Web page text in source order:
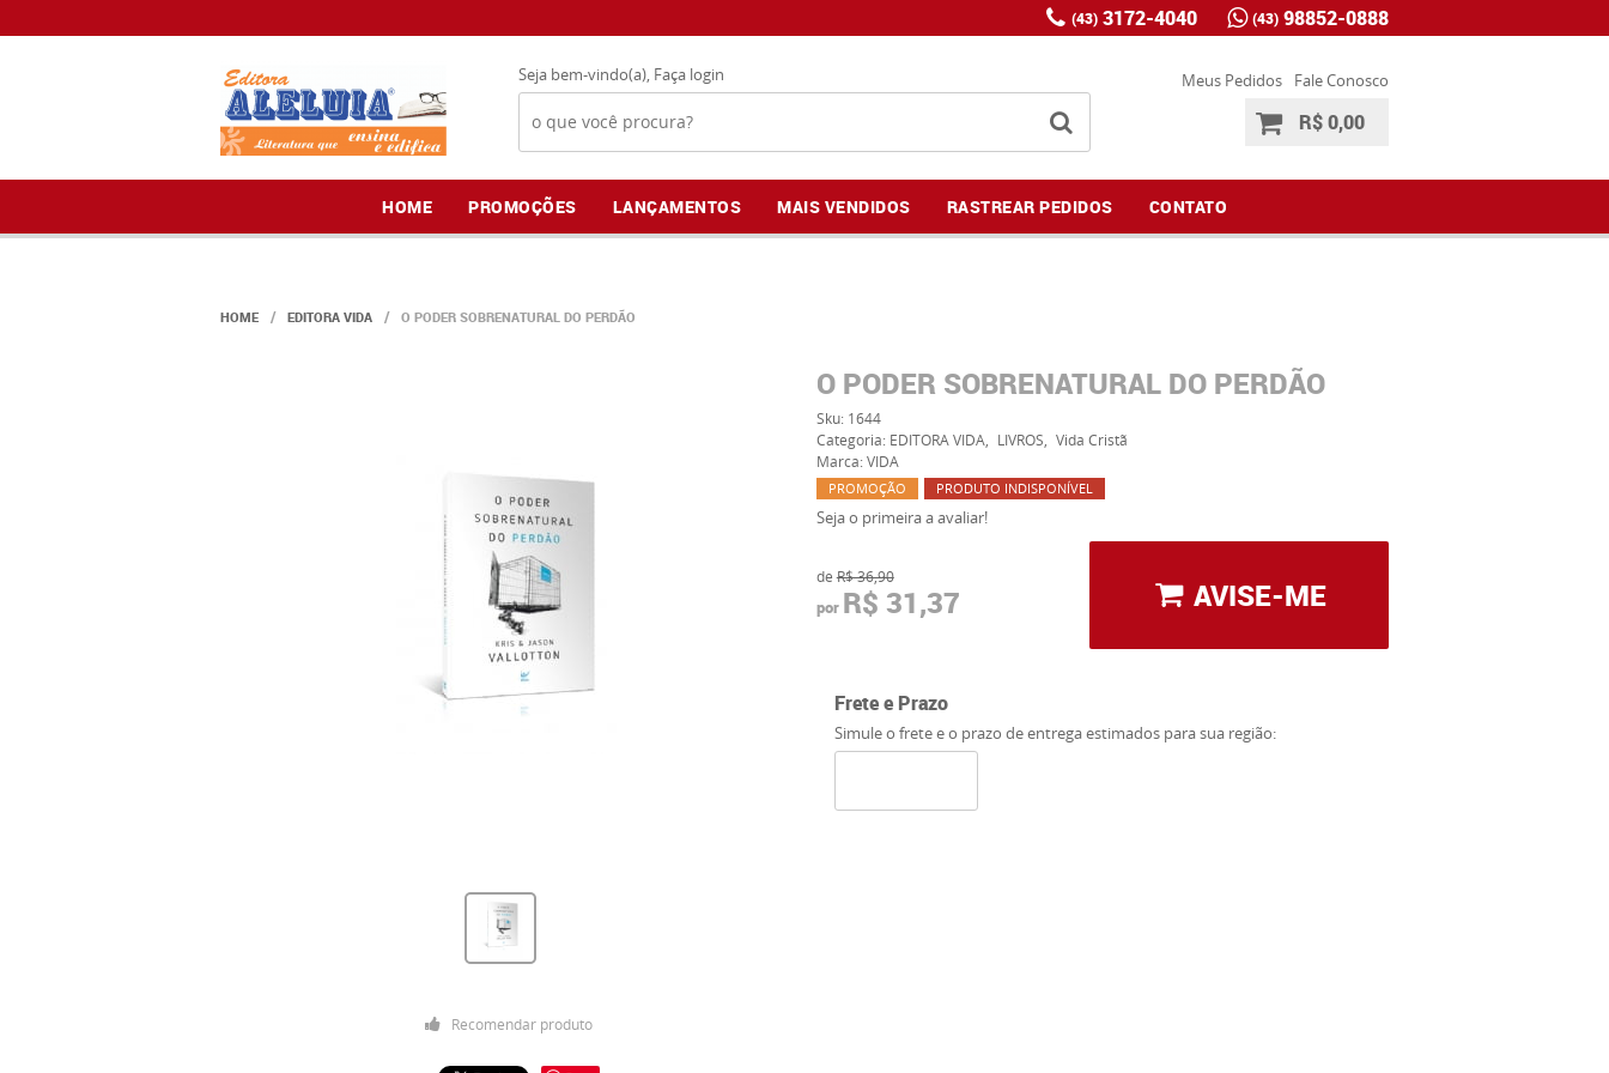
(43) 3172-4040 (43) 98852-0888
Seja bem-vindo(a), Faça login Meus Pedidos Fale Conosco
R$ 0,00
HOME PROMOÇÕES LANÇAMENTOS MAIS VENDIDOS RASTREAR PEDIDOS CONTATO
HOME EDITORA VIDA O PODER SOBRENATURAL DO PERDÃO
Recomendar produto
O PODER SOBRENATURAL DO PERDÃO
Sku: 1644
Categoria: EDITORA VIDA LIVROS
Vida Cristã
Marca:VIDA
PROMOÇÃO PRODUTO INDISPONÍVEL
Seja o primeira a avaliar!
de R$ 36,90
por R$ 31,37 AVISE-ME
Frete e Prazo
Simule o frete e o prazo de entrega estimados para sua região: